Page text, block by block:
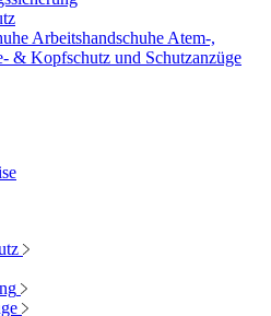
Arbeitshandschuhe Atem-,
& Kopfschutz und Schutzanzüge